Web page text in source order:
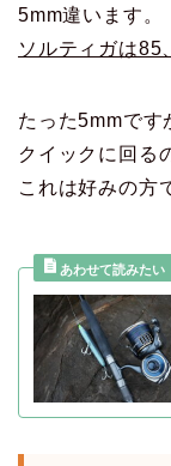
5mm違います。
ソルティガは85
たった5mmです
クイックに回る
これは好みの方